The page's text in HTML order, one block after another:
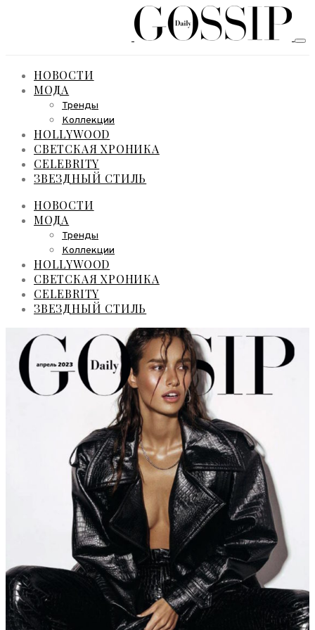
НОВОСТИ
МОДА
Тренды
Коллекции
HOLLYWOOD
СВЕТСКАЯ ХРОНИКА
CELEBRITY
ЗВЕЗДНЫЙ СТИЛЬ
НОВОСТИ
МОДА
Тренды
Коллекции
HOLLYWOOD
СВЕТСКАЯ ХРОНИКА
CELEBRITY
ЗВЕЗДНЫЙ СТИЛЬ